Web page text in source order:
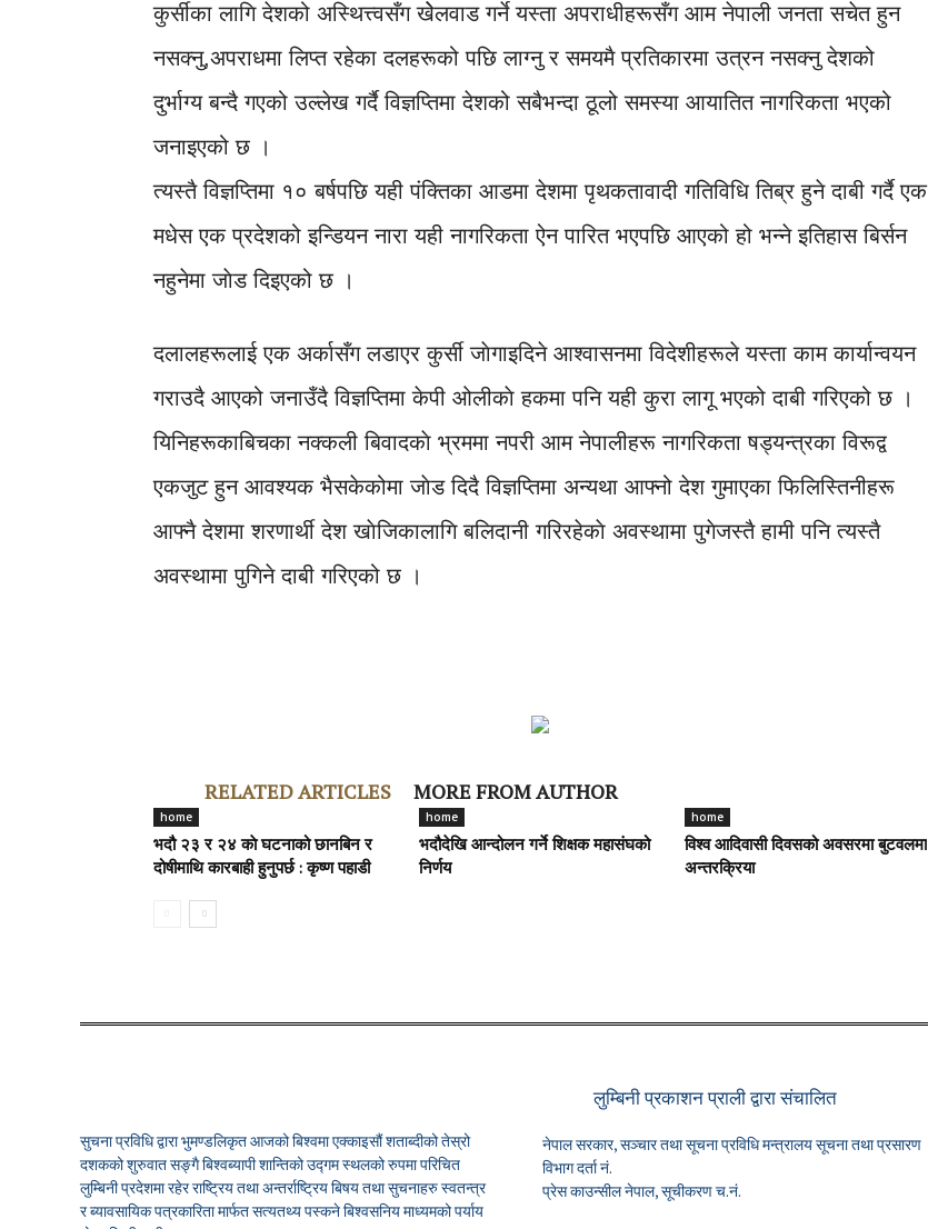
कुर्सीका लागि देशको अस्थित्त्वसँग खेेलवाड गर्ने यस्ता अपराधीहरूसँग आम नेपाली जनता सचेत हुन
नसक्नु,अपराधमा लिप्त रहेका दलहरूको पछि लाग्नु र समयमै प्रतिकारमा उत्रन नसक्नु देशको
दुर्भाग्य बन्दै गएको उल्लेख गर्दै विज्ञप्तिमा देशको सबैभन्दा ठूलो समस्या आयातित नागरिकता भएको
जनाइएको छ ।
त्यस्तै विज्ञप्तिमा १० बर्षपछि यही पंक्तिका आडमा देशमा पृथकतावादी गतिविधि तिब्र हुने दाबी गर्दै एक
मधेस एक प्रदेशको इन्डियन नारा यही नागरिकता ऐन पारित भएपछि आएको हो भन्ने इतिहास बिर्सन
नहुनेमा जाेड दिइएको छ ।
दलालहरूलाई एक अर्कासँग लडाएर कुर्सी जाेगाइदिने आश्वासनमा विदेशीहरूले यस्ता काम कार्यान्वयन
गराउदै आएको जनाउँदै विज्ञप्तिमा केपी ओलीकाे हकमा पनि यही कुरा लागू भएको दाबी गरिएको छ ।
यिनिहरूकाबिचका नक्कली बिवादकाे भ्रममा नपरी आम नेपालीहरू नागरिकता षड्यन्त्रका विरूद्व
एकजुट हुन आवश्यक भैसकेकोमा जाेड दिदै विज्ञप्तिमा अन्यथा आफ्नो देश गुमाएका फिलिस्तिनीहरू
आफ्नै देशमा शरणार्थी देश खाेजिकालागि बलिदानी गरिरहेकाे अवस्थामा पुगेजस्तै हामी पनि त्यस्तै
अवस्थामा पुगिने दाबी गरिएको छ ।
RELATED ARTICLES MORE FROM AUTHOR
home
भदौ २३ र २४ काे घटनाको छानबिन र
दोषीमाथि कारबाही हुनुपर्छ : कृष्ण पहाडी
home
भदौदेखि आन्दोलन गर्ने शिक्षक महासंघको
निर्णय
home
विश्व आदिवासी दिवसको अवसरमा बुटवलमा
अन्तरक्रिया
सुचना प्रविधि द्वारा भुमण्डलिकृत आजको बिश्वमा एक्काइसौं शताब्दीको तेस्रो
दशकको शुरुवात सङ्गै बिश्वब्यापी शान्तिको उद्गम स्थलको रुपमा परिचित
लुम्बिनी प्रदेशमा रहेर राष्ट्रिय तथा अन्तर्राष्ट्रिय बिषय तथा सुचनाहरु स्वतन्त्र
र ब्यावसायिक पत्रकारिता मार्फत सत्यतथ्य पस्कने बिश्वसनिय माध्यमको पर्याय
लुम्बिनी प्रकाशन प्राली द्वारा संचालित
नेपाल सरकार, सञ्चार तथा सूचना प्रविधि मन्त्रालय सूचना तथा प्रसारण
विभाग दर्ता नं.
प्रेस काउन्सील नेपाल, सूचीकरण च.नं.